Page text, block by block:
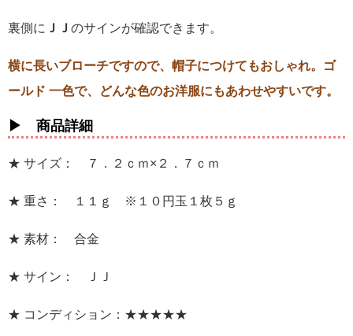
裏側に ＪＪ のサインが確認できます。
横に長いブローチですので、帽子につけてもおしゃれ。ゴ
ールド 一色で、どんな色のお洋服にもあわせやすいです。
▶ 商品詳細
★ サイズ： ７．２ｃｍ×２．７ｃｍ
★ 重さ： １１ｇ ※１０円玉１枚５ｇ
★ 素材： 合金
★ サイン： ＪＪ
★ コンディション：★★★★★